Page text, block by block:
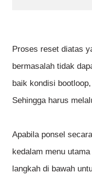
Proses reset diatas
bermasalah tidak
baik kondisi
Sehingga harus
Apabila ponsel
kedalam menu
langkah di bawah